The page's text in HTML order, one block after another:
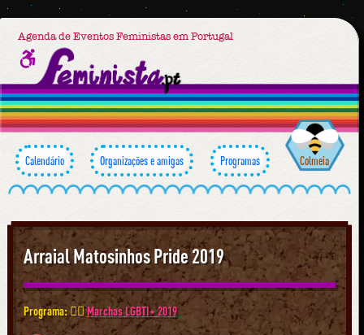
Agenda de Eventos Feministas em Portugal
Calendário Organizações e amigas Programas Colmeia
Arraial Matosinhos Pride 2019
Programa: 🏳️‍🌈Marchas LGBTI+ 2019